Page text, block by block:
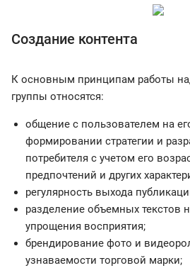
Создание контента
К основным принципам работы
группы относятся:
общение с пользователем на
формировании стратегии и
потребителя с учетом его
предпочтений и других
регулярность выхода
разделение объемных текстов
упрощения восприятия;
брендирование фото и
узнаваемости торговой марки;